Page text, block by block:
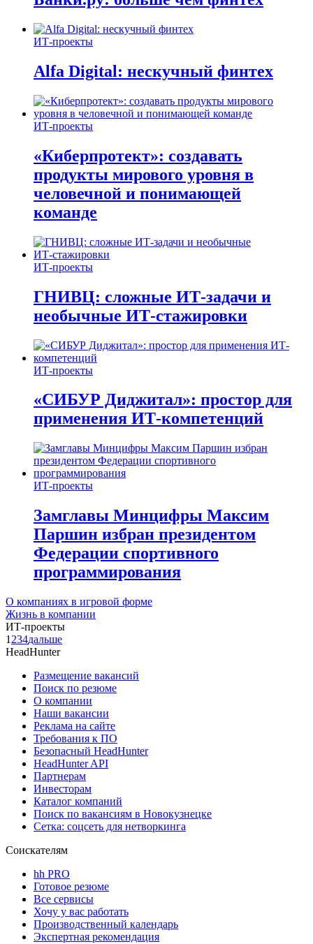
ИТ-проекты
Alfa Digital: нескучный финтех
ИТ-проекты
«Киберпротект»: создавать
продукты мирового уровня в
человечной и понимающей
команде
ИТ-проекты
ГНИВЦ: сложные ИТ‑задачи и
необычные ИТ‑стажировки
ИТ-проекты
«СИБУР Диджитал»: простор для
применения ИТ-компетенций
ИТ-проекты
Замглавы Минцифры Максим
Паршин избран президентом
Федерации спортивного
программирования
О компаниях в игровой форме
Жизнь в компании
ИТ-проекты
1 234дальше
HeadHunter
Размещение вакансий
Поиск по резюме
О компании
Наши вакансии
Реклама на сайте
Требования к ПО
Безопасный HeadHunter
HeadHunter API
Партнерам
Инвесторам
Каталог компаний
Поиск по вакансиям в Новокузнецке
Сетка: соцсеть для нетворкинга
Соискателям
hh PRO
Готовое резюме
Все сервисы
Хочу у вас работать
Производственный календарь
Экспертная рекомендация